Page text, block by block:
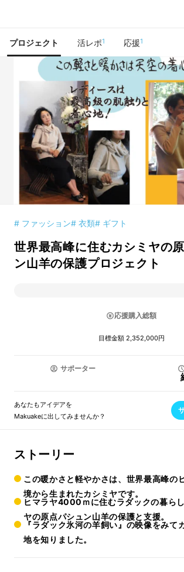
プロジェクト 活レポ1 応援1
# ファッション# 衣類# ギフト
世界最高峰に住むカシミヤの
ン山羊の保護プロジェクト
応援購入総額
目標金額 2,352,000円
サポーター
あなたもアイデアを
Makuakeに出してみませんか？
ストーリー
この暖かさと軽やかさは、世界最高峰の
境から生まれたカシミヤです。
ヒマラヤ4000ｍに住むラダックの暮ら
ヤの原点パシュン山羊の保護と支援。
『ラダック氷河の羊飼い』の映像をみて
地を知りました。